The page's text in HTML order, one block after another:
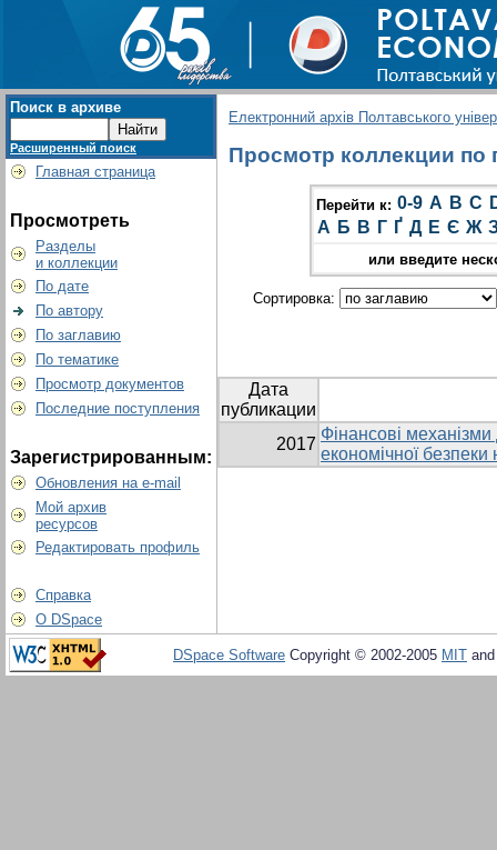
Поиск в архиве
Расширенный поиск
Главная страница
Просмотреть
Разделы
и коллекции
По дате
По автору
По заглавию
По тематике
Просмотр документов
Последние поступления
Зарегистрированным:
Обновления на e-mail
Мой архив
ресурсов
Редактировать профиль
Справка
О DSpace
Електронний архів Полтавського
Просмотр коллекции по
Перейти к: 0-9 A B C
А Б В Г Ґ Д Е Є Ж
или введите
Сортировка:
Дата
публикации
2017
Фінансові
економічної
DSpace Software Copyright © 2002-2005 MIT